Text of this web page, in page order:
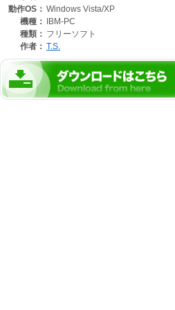
ルを一つずつWord表の対応セルに変換する
式は完全に一致しないためなるべく近似する
なお、本ツールは、Word表のレイアウトの
り付ける機能(「縦貼付け」という。)も提供し
動作OS： Windows Vista/XP
機種：
IBM-PC
種類： フリーソフト
作者： T.S.